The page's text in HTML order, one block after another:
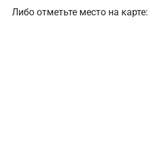
Либо отметьте место на карте: